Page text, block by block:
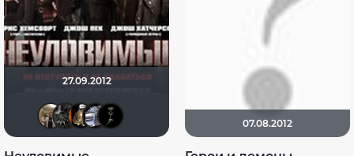
27.09.2012
Vladimir Samsonov
demonshadow
Ryder187
iv.mskBADSMILE
07.08.2012